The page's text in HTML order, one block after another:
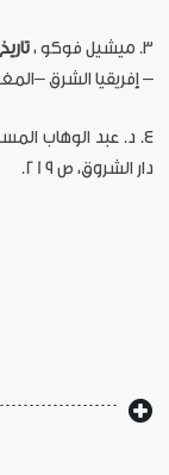
٣. ميشيل فوكو ،
– إفريقيا الشرق
٤. د. عبد الوهاب المسيري،
دار الشروق، ص 219.